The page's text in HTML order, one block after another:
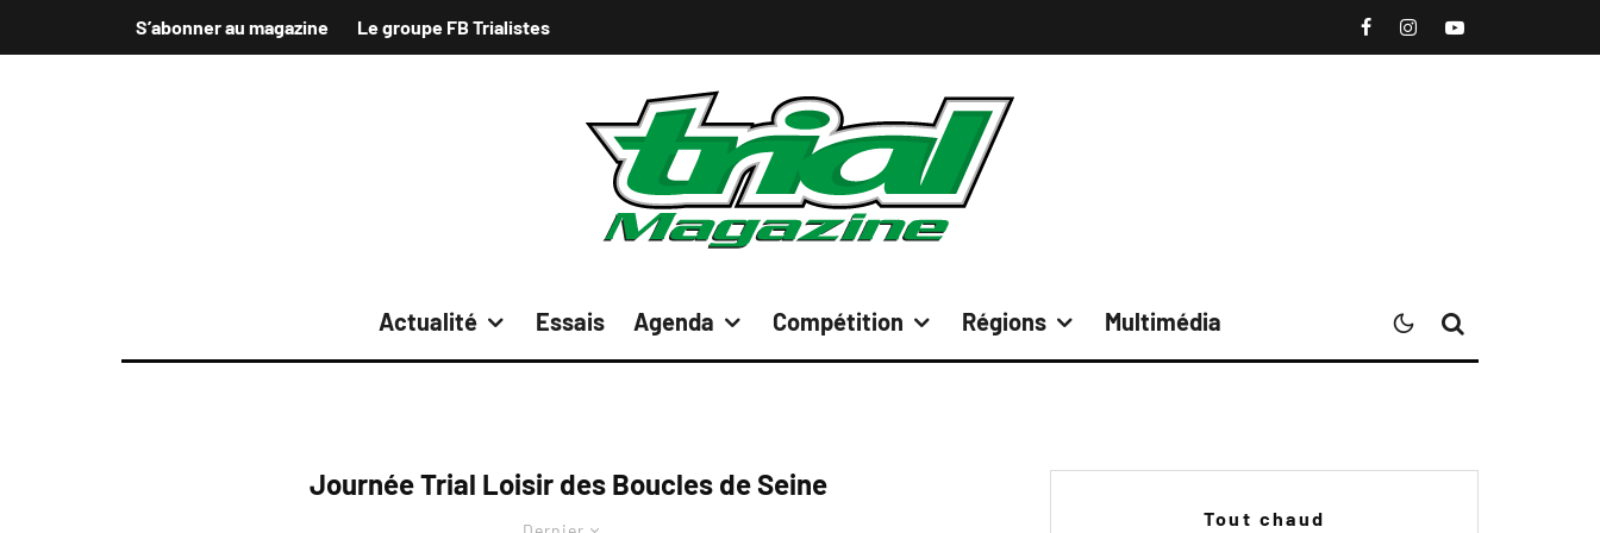
S’abonner au magazine Le groupe FB Trialistes
Actualité Essais Agenda Compétition Régions Multimédia
Journée Trial Loisir des Boucles de Seine
Tout chaud